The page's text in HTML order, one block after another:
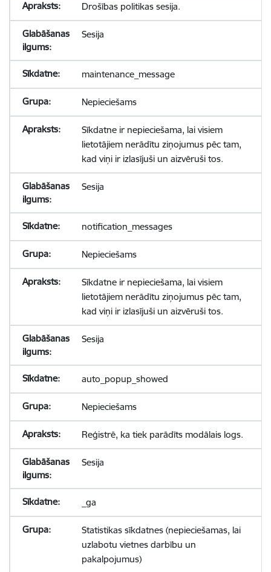
Drošības politikas sesija.
Sesija
maintenance_message
Nepieciešams
Sīkdatne ir nepieciešama, lai visiem
lietotājiem nerādītu ziņojumus pēc tam,
kad viņi ir izlasījuši un aizvēruši tos.
Sesija
notification_messages
Nepieciešams
Sīkdatne ir nepieciešama, lai visiem
lietotājiem nerādītu ziņojumus pēc tam,
kad viņi ir izlasījuši un aizvēruši tos.
Sesija
auto_popup_showed
Nepieciešams
Reģistrē, ka tiek parādīts modālais logs.
Sesija
_ga
Statistikas sīkdatnes (nepieciešamas, lai
uzlabotu vietnes darbību un
pakalpojumus)